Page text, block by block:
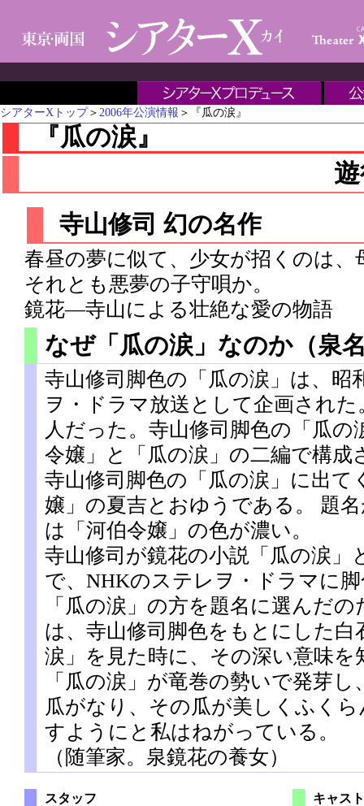
シアターΧトップ ＞ 2006年公演情報 ＞『瓜の涙』
『瓜の涙』
寺山修司 幻の名作
春昼の夢に似て、少女が招くのは、
それとも悪夢の子守唄か。
鏡花―寺山による壮絶な愛の物語
なぜ「瓜の涙」なのか（泉
寺山修司脚色の「瓜の涙」は、昭
ヲ・ドラマ放送として企画され
人だった。寺山修司脚色の「瓜の
令嬢」と「瓜の涙」の二編で構成
寺山修司脚色の「瓜の涙」に出て
嬢」の夏吉とおゆうである。 題
は「河伯令嬢」の色が濃い。
寺山修司が鏡花の小説「瓜の涙」
で、NHKのステレヲ・ドラマに
「瓜の涙」の方を題名に選んだ
は、寺山修司脚色をもとにした白
涙」を見た時に、その深い意味
「瓜の涙」が竜巻の勢いで発芽
瓜がなり、その瓜が美しくふく
すようにと私はねがっている。
（随筆家。泉鏡花の養女）
スタッフ キャスト